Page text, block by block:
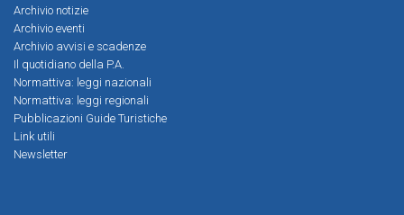
Archivio notizie
Archivio eventi
Archivio avvisi e scadenze
Il quotidiano della P.A.
Normattiva: leggi nazionali
Normattiva: leggi regionali
Pubblicazioni Guide Turistiche
Link utili
Newsletter